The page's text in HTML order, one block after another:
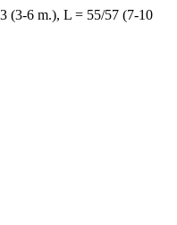
(3-6 m.), L = 55/57 (7-10